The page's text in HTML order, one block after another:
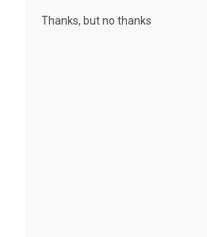
Thanks, but no thanks